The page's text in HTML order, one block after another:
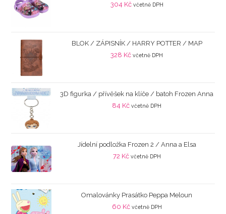
304 Kč včetně DPH
BLOK / ZÁPISNÍK / HARRY POTTER / MAP
328 Kč včetně DPH
3D figurka / přívěšek na klíče / batoh Frozen Anna
84 Kč včetně DPH
Jídelní podložka Frozen 2 / Anna a Elsa
72 Kč včetně DPH
Omalovánky Prasátko Peppa Meloun
60 Kč včetně DPH